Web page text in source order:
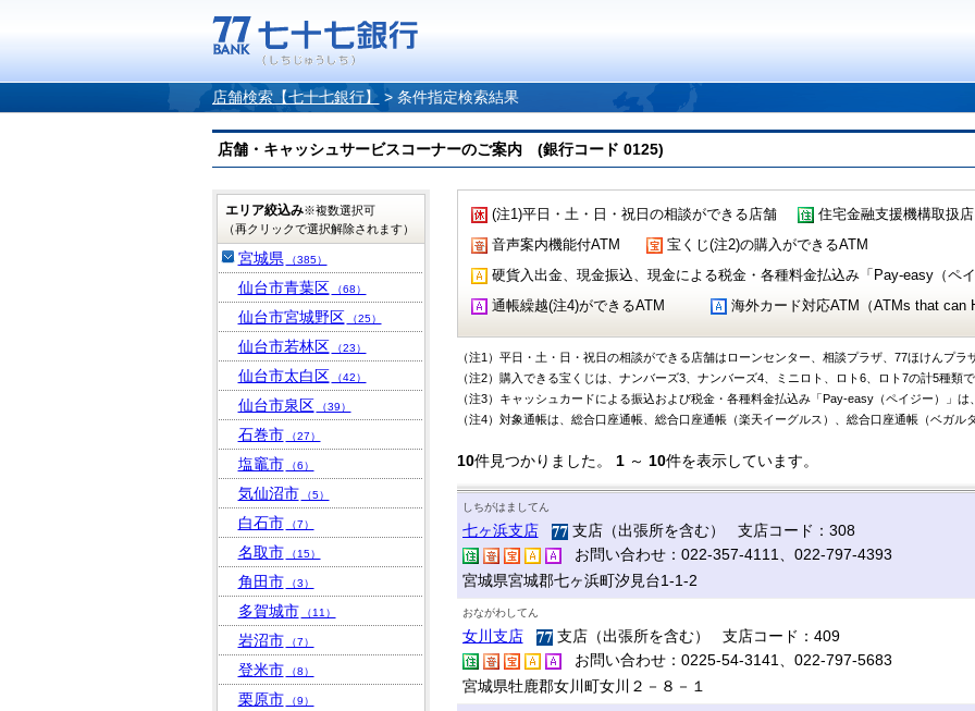
店舗検索【七十七銀行】 > 条件指定検索結果
店舗・キャッシュサービスコーナーのご案内 (銀行コード 0125)
(注1)平日・土・日・祝日の相談ができる店舗 住宅金融支援機構取扱店
音声案内機能付ATM
宝くじ(注2)の購入ができるATM
硬貨入出金、現金振込、現金による税金・各種料金払込み「Pay-easy（ペ
通帳繰越(注4)ができるATM
海外カード対応ATM（ATMs that can
（注1）平日・土・日・祝日の相談ができる店舗はローンセンター、相談プラザ、77ほけんプラ
（注2）購入できる宝くじは、ナンバーズ3、ナンバーズ4、ミニロト、ロト6、ロト7の計5種類で
（注3）キャッシュカードによる振込および税金・各種料金払込み「Pay-easy（ペイジー）」は
（注4）対象通帳は、総合口座通帳、総合口座通帳（楽天イーグルス）、総合口座通帳（ベガル
10件見つかりました。 1～ 10件を表示しています。
しちがはましてん
七ヶ浜支店
支店（出張所を含む） 支店コード：308
お問い合わせ：022-357-4111、022-797-4393
宮城県宮城郡七ヶ浜町汐見台1-1-2
おながわしてん
女川支店
支店（出張所を含む） 支店コード：409
お問い合わせ：0225-54-3141、022-797-5683
宮城県牡鹿郡女川町女川２－８－１
エリア絞込み※複数選択可
（再クリックで選択解除されます）
宮城県 （385）
仙台市青葉区 （68）
仙台市宮城野区 （25）
仙台市若林区 （23）
仙台市太白区 （42）
仙台市泉区 （39）
石巻市 （27）
塩竈市 （6）
気仙沼市 （5）
白石市 （7）
名取市 （15）
角田市 （3）
多賀城市 （11）
岩沼市 （7）
登米市 （8）
栗原市 （9）